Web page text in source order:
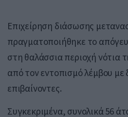
Επιχείρηση διάσωσης
πραγματοποιήθηκε το
στη θαλάσσια περιοχή νότια
από τον εντοπισμό λέμβου με
επιβαίνοντες.
Συγκεκριμένα, συνολικά 56